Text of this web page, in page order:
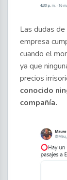
Las dudas
empresa
cuando el
ya que
precios
conocido
compañía.